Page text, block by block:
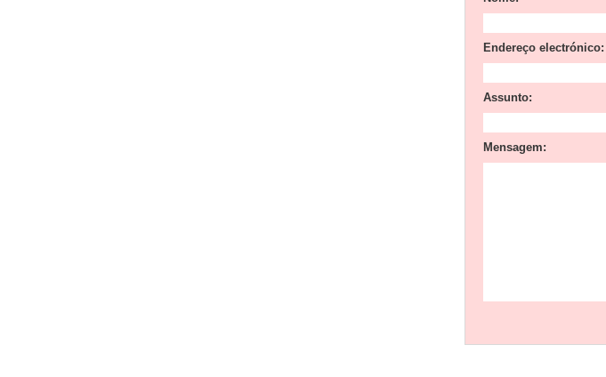
Endereço electrónico:
Assunto:
Mensagem: